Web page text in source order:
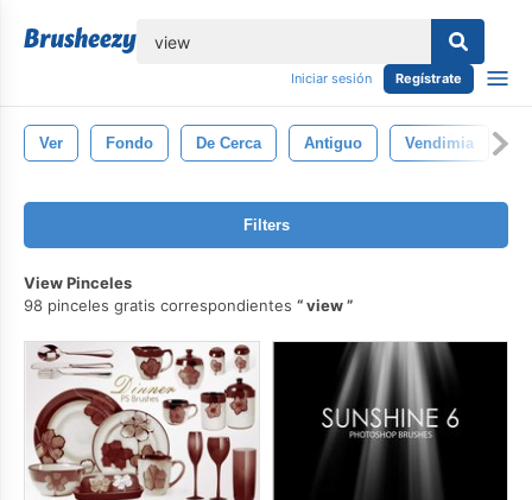
Iniciar sesión Regístrate
Ver Fondo De Cerca Antiguo Vendimia
Filters
View Pinceles
98 pinceles gratis correspondientes
view